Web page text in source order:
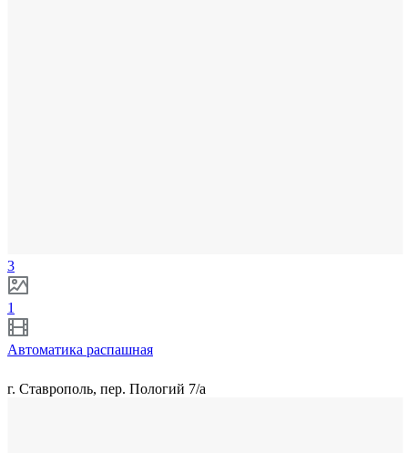
3
1
Автоматика распашная
г. Ставрополь, пер. Пологий 7/а